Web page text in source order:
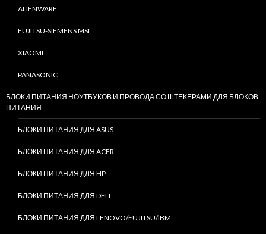
ALIENWARE
FUJITSU-SIEMENS MSI
XIAOMI
PANASONIC
БЛОКИ ПИТАНИЯ НОУТБУКОВ И ПРОВОДА СО ШТЕКЕРАМИ ДЛЯ БЛОКОВ
ПИТАНИЯ
БЛОКИ ПИТАНИЯ ДЛЯ ASUS
БЛОКИ ПИТАНИЯ ДЛЯ ACER
БЛОКИ ПИТАНИЯ ДЛЯ HP
БЛОКИ ПИТАНИЯ ДЛЯ DELL
БЛОКИ ПИТАНИЯ ДЛЯ LENOVO/FUJITSU/IBM